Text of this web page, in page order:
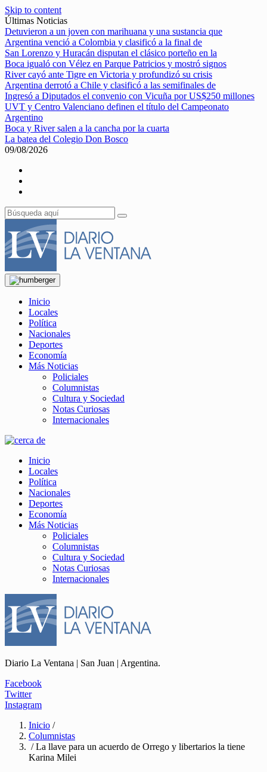
Skip to content
Últimas Noticias
Detuvieron a un joven con marihuana y una sustancia que
Argentina venció a Colombia y clasificó a la final de
San Lorenzo y Huracán disputan el clásico porteño en la
Boca igualó con Vélez en Parque Patricios y mostró signos
River cayó ante Tigre en Victoria y profundizó su crisis
Argentina derrotó a Chile y clasificó a las semifinales de
Ingresó a Diputados el convenio con Vicuña por US$250 millones
UVT y Centro Valenciano definen el título del Campeonato
Argentino
Boca y River salen a la cancha por la cuarta
La batea del Colegio Don Bosco
09/08/2026
Inicio
Locales
Política
Nacionales
Deportes
Economía
Más Noticias
Policiales
Columnistas
Cultura y Sociedad
Notas Curiosas
Internacionales
Inicio
Locales
Política
Nacionales
Deportes
Economía
Más Noticias
Policiales
Columnistas
Cultura y Sociedad
Notas Curiosas
Internacionales
Diario La Ventana | San Juan | Argentina.
Facebook
Twitter
Instagram
Inicio /
Columnistas
/ La llave para un acuerdo de Orrego y libertarios la tiene
Karina Milei